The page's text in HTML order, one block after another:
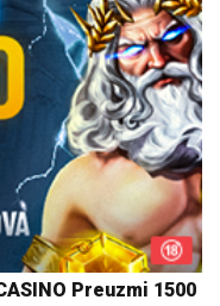
Preuzmi 1500